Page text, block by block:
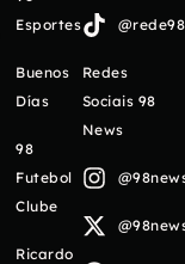
Esportes
Buenos
Días
98
Futebol
Clube
Ricardo
Redes
Sociais 98
News